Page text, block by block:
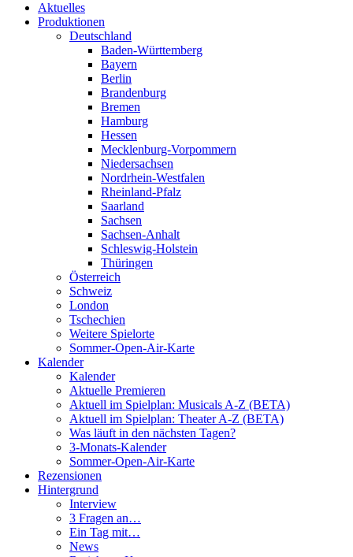
Aktuelles
Produktionen
Deutschland
Baden-Württemberg
Bayern
Berlin
Brandenburg
Bremen
Hamburg
Hessen
Mecklenburg-Vorpommern
Niedersachsen
Nordrhein-Westfalen
Rheinland-Pfalz
Saarland
Sachsen
Sachsen-Anhalt
Schleswig-Holstein
Thüringen
Österreich
Schweiz
London
Tschechien
Weitere Spielorte
Sommer-Open-Air-Karte
Kalender
Kalender
Aktuelle Premieren
Aktuell im Spielplan: Musicals A-Z (BETA)
Aktuell im Spielplan: Theater A-Z (BETA)
Was läuft in den nächsten Tagen?
3-Monats-Kalender
Sommer-Open-Air-Karte
Rezensionen
Hintergrund
Interview
3 Fragen an…
Ein Tag mit…
News